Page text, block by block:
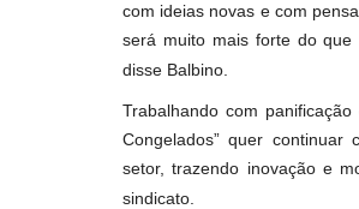
com ideias novas e com
será muito mais forte do que
disse Balbino.
Trabalhando com
Congelados” quer continuar
setor, trazendo inovação e
sindicato.